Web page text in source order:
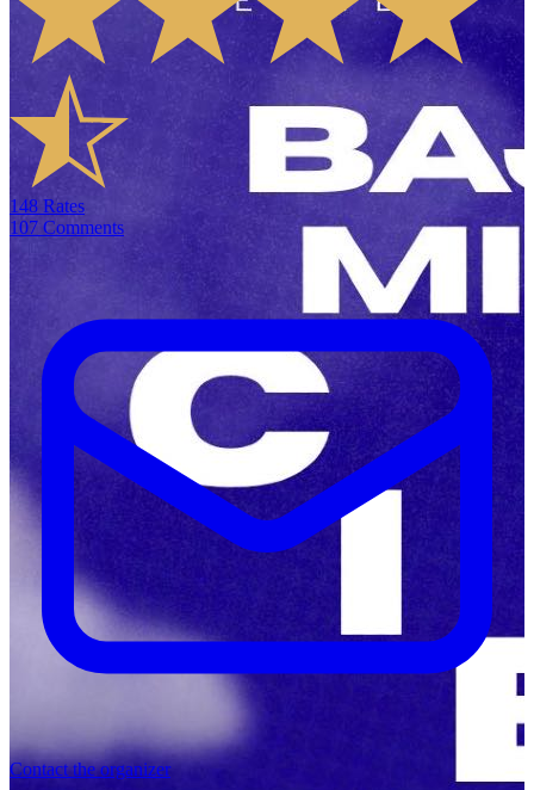
148 Rates
107 Comments
Contact the organizer